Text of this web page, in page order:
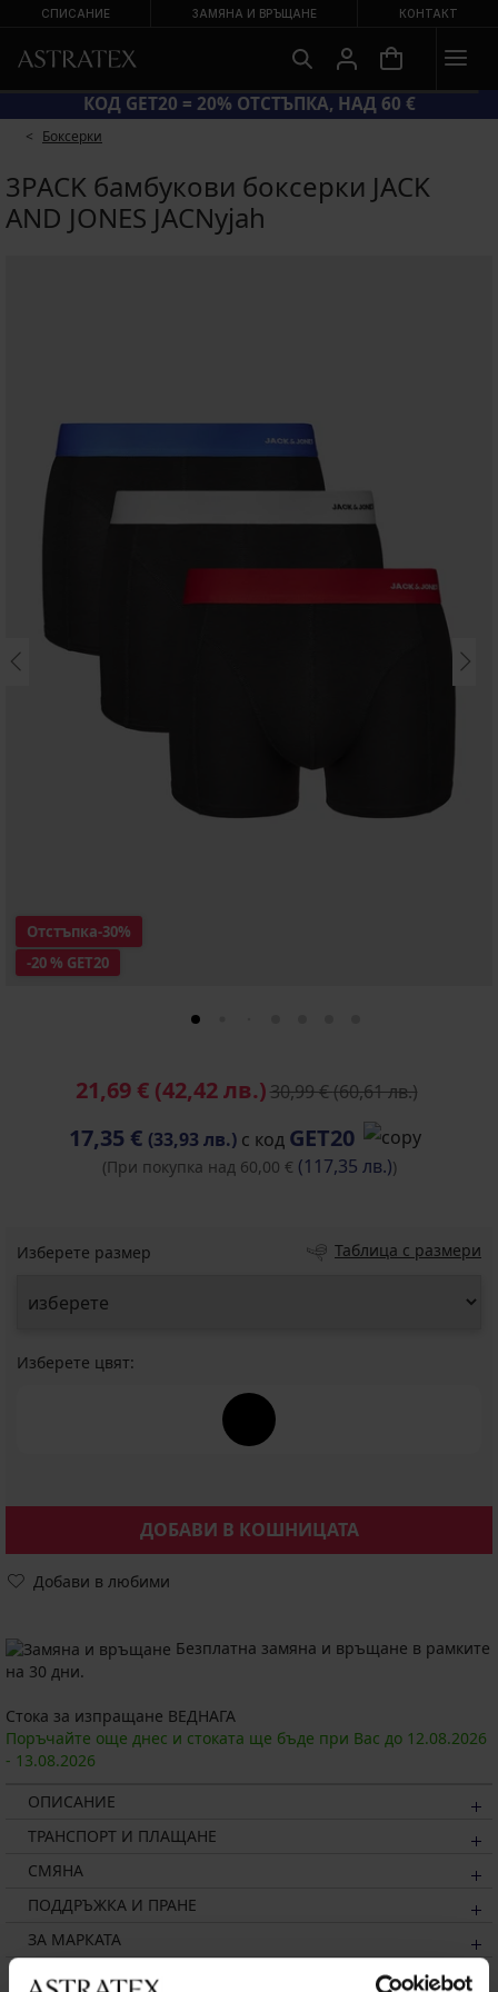
СПИСАНИЕ ЗАМЯНА И ВРЪЩАНЕ КОНТАКТ
КОД GET20 = 20%
ДО −70 %
Боксерки
3PACK бамбукови боксерки JACK
AND JONES JACNyjah
-20 % GET20
Отстъпка-30%
21,69 € (42,42 лв.)30,99 €(60,61 лв.)
17,35 € (33,93 лв.)с код GET20
(При покупка над 60,00 € (117,35 лв.))
Изберете размер Таблица с размери
Изберете цвят:
ДОБАВИ В КОШНИЦАТА
Добави в любими
Безплатна замяна и връщане в рамките
на 30 дни.
Стока за изпращане ВЕДНАГА
Поръчайте още днес и стоката ще бъде при Вас до 12.08.2026
- 13.08.2026
ОПИСАНИЕ
ТРАНСПОРТ И ПЛАЩАНЕ
СМЯНА
ПОДДРЪЖКА И ПРАНЕ
ЗА МАРКАТА